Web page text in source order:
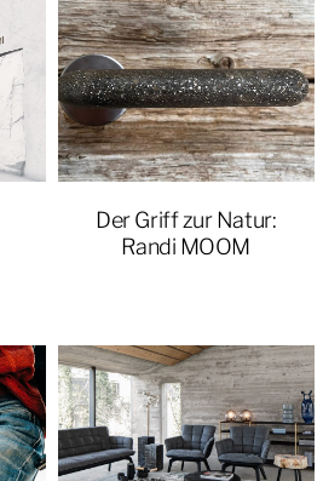
Der Griff zur Natur:
Randi MOOM